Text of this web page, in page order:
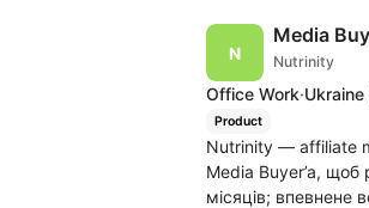
Media
Nutrinity
Office Work·Ukraine
Product
Nutrinity — affiliate
Media Buyer’a, щоб
місяців; впевнене